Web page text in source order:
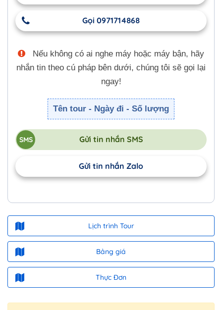
Gọi 0971714868
Nếu không có ai nghe máy hoặc máy bận, hãy
nhắn tin theo cú pháp bên dưới, chúng tôi sẽ gọi lại
ngay!
Tên tour - Ngày đi - Số lượng
Gửi tin nhắn SMS
Gửi tin nhắn Zalo
Lịch trình Tour
Bảng giá
Thực Đơn